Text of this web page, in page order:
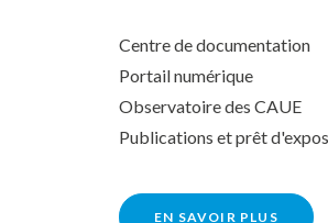
Centre de documentation
Portail numérique
Observatoire des CAUE
Publications et prêt
EN SAVOIR PLUS